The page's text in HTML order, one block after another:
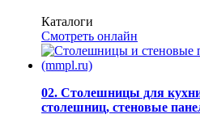
Каталоги
Смотреть онлайн
02. Столешницы для
столешниц, стеновые